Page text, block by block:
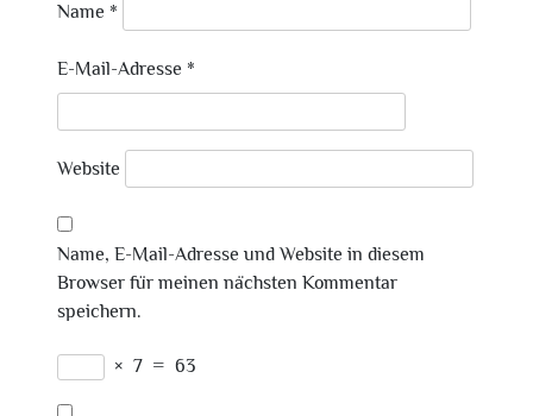
Name *
E-Mail-Adresse *
Website
Name, E-Mail-Adresse und Website in diesem
Browser für meinen nächsten Kommentar
speichern.
× 7 = 63